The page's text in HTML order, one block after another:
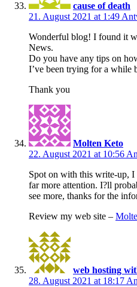
cause of death
21. August 2021 at 1:49
Wonderful blog! I found it
News.
Do you have any tips on
I’ve been trying for a while
Thank you
Molten Keto
22. August 2021 at 10:56
Spot on with this write-up, I
far more attention. I?ll
see more, thanks for the
Review my web site –
web hosting
28. August 2021 at 18:17